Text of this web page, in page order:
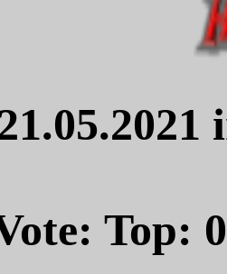
Top: 0